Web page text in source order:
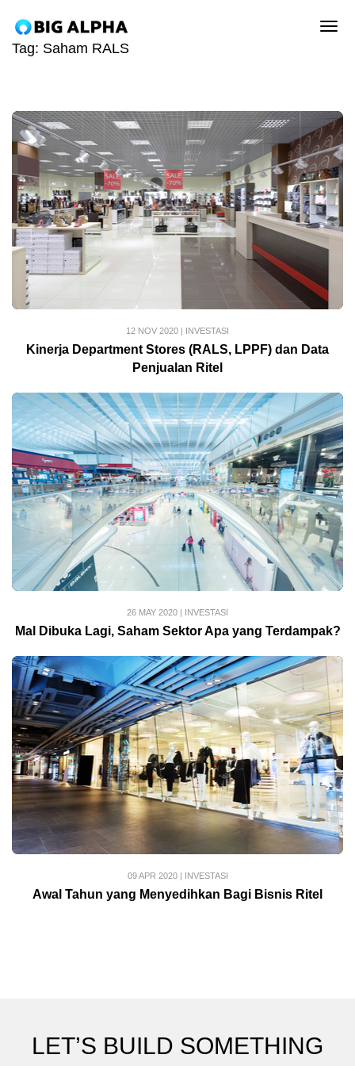
Tag: Saham RALS
12 NOV 2020 | INVESTASI
Kinerja Department Stores (RALS, LPPF) dan Data
Penjualan Ritel
26 MAY 2020 | INVESTASI
Mal Dibuka Lagi, Saham Sektor Apa yang Terdampak?
09 APR 2020| INVESTASI
Awal Tahun yang Menyedihkan Bagi Bisnis Ritel
LET’S BUILD SOMETHING